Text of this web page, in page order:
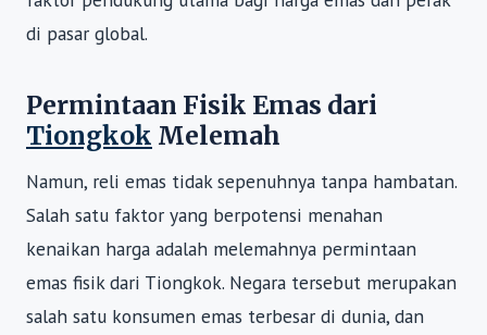
di pasar global.
Permintaan Fisik Emas dari
Tiongkok Melemah
Namun, reli emas tidak sepenuhnya tanpa hambatan.
Salah satu faktor yang berpotensi menahan
kenaikan harga adalah melemahnya permintaan
emas fisik dari Tiongkok. Negara tersebut merupakan
salah satu konsumen emas terbesar di dunia, dan